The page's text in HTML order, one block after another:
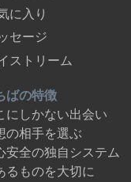
に入り
セージ
ストリーム
ばの特徴
にしかない出会い
の相手を選ぶ
安全の独自システム
るものを大切に